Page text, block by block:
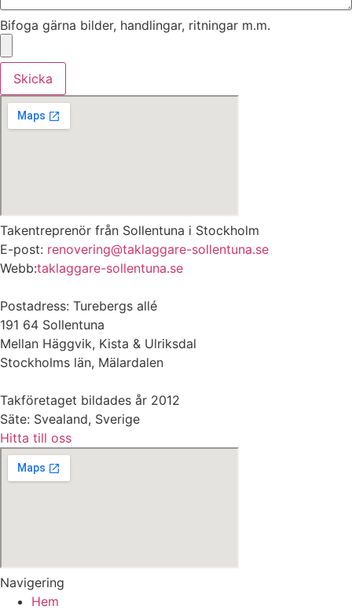
Bifoga gärna bilder, handlingar, ritningar m.m.
Skicka
Takentreprenör från Sollentuna i Stockholm
E-post: renovering@taklaggare-sollentuna.se
Webb:taklaggare-sollentuna.se
Postadress: Turebergs allé
191 64 Sollentuna
Mellan Häggvik, Kista & Ulriksdal
Stockholms län, Mälardalen
Takföretaget bildades år 2012
Säte: Svealand, Sverige
Hitta till oss
Navigering
Hem